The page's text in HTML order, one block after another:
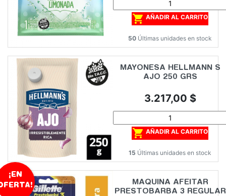
 AÑADIR AL CARRITO
50 Últimas unidades en stock
MAYONESA HELLMANN S
AJO 250 GRS
Precio
3.217,00 $
 AÑADIR AL CARRITO
15 Últimas unidades en stock
MAQUINA AFEITAR
PRESTOBARBA 3 REGULAR
¡EN